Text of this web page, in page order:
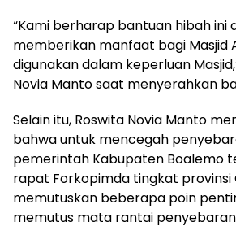
“Kami berharap bantuan hibah ini
memberikan manfaat bagi Masjid
digunakan dalam keperluan
Novia Manto saat menyerahkan
Selain itu, Roswita Novia Manto
bahwa untuk mencegah
pemerintah Kabupaten Boalemo
rapat Forkopimda tingkat provinsi
memutuskan beberapa poin
memutus mata rantai penyebaran